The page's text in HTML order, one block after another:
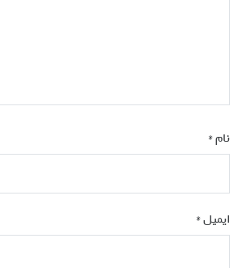
نام*
ایمیل*